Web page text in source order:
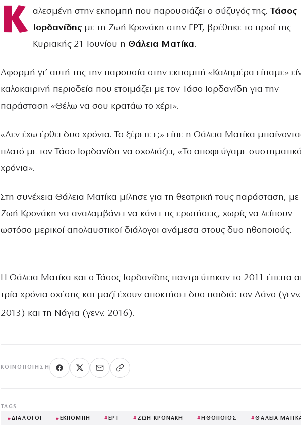
Κ αλεσμένη στην εκπομπή που παρουσιάζει ο σύζυγός της, Τάσος
Ιορδανίδηςμε τη Ζωή Κρονάκη στην ΕΡΤ, βρέθηκε το πρωί της
Κυριακής 21 Ιουνίου η Θάλεια Ματίκα.
Αφορμή γι’ αυτή της την παρουσία στην εκπομπή «Καλημέρα είπαμε»
καλοκαιρινή περιοδεία που ετοιμάζει με τον Τάσο Ιορδανίδη για την
παράσταση «Θέλω να σου κρατάω το χέρι».
«Δεν έχω έρθει δυο χρόνια. Το ξέρετε ε;» είπε η Θάλεια Ματίκα
πλατό με τον Τάσο Ιορδανίδη να σχολιάζει, «Το αποφεύγαμε
χρόνια».
Στη συνέχεια Θάλεια Ματίκα μίλησε για τη θεατρική τους παράσταση, με
Ζωή Κρονάκη να αναλαμβάνει να κάνει τις ερωτήσεις, χωρίς να λείπουν
ωστόσο μερικοί απολαυστικοί διάλογοι ανάμεσα στους δυο ηθοποιούς.
Η Θάλεια Ματίκα και ο Τάσος Ιορδανίδης παντρεύτηκαν το 2011 έπειτα
τρία χρόνια σχέσης και μαζί έχουν αποκτήσει δυο παιδιά: τον Δάνο (γενν.
2013) και τη Νάγια (γενν. 2016).
ΚΟΙΝΟΠΟΊΗΣΗ
TAGS
#ΔΙΑΛΟΓΟΙ # ΕΚΠΟΜΠΗ # ΕΡΤ # ΖΩΗ ΚΡΟΝΑΚΗ # ΗΘΟΠΟΙΟΣ #ΘΑΛΕΙΑ